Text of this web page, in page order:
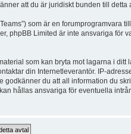
att du är juridiskt bunden till detta
som är en forumprogramvara
phpBB Limited är inte ansvariga för
som kan bryta mot lagarna i ditt
din Internetleverantör. IP-
godkänner du att all information du
hållas ansvariga för eventuella